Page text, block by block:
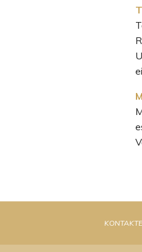
KONTAKTE